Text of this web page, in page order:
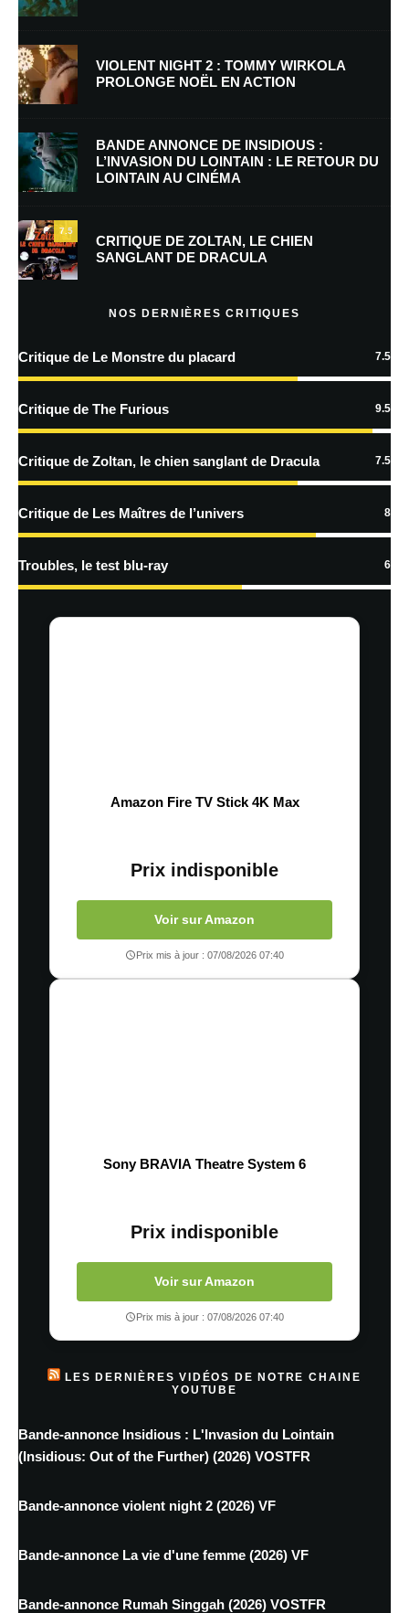
Nom*
E-mail *
Enregistrer mon nom, mon e-mail et mon site dans le navigateur pour
mon prochain commentaire.
Prévenez-moi de tous les nouveaux commentaires par e-mail.
Prévenez-moi de tous les nouveaux articles par e-mail.
En savoir
traitées
VIOLENT NIGHT 2 : TOMMY WIRKOLA
PROLONGE NOËL EN ACTION
BANDE ANNONCE DE INSIDIOUS :
L’INVASION DU LOINTAIN : LE RETOUR DU
LOINTAIN AU CINÉMA
7.5
CRITIQUE DE ZOLTAN, LE CHIEN
SANGLANT DE DRACULA
NOS DERNIÈRES CRITIQUES
Critique de Le Monstre du placard 7.5
Critique de The Furious 9.5
Critique de Zoltan, le chien sanglant de Dracula 7.5
Critique de Les Maîtres de l’univers 8
Troubles, le test blu-ray 6
Amazon Fire TV Stick 4K Max
Prix indisponible
Voir sur Amazon
Prix mis à jour : 07/08/2026 07:40
Sony BRAVIA Theatre System 6
Prix indisponible
Voir sur Amazon
Prix mis à jour : 07/08/2026 07:40
LES DERNIÈRES VIDÉOS DE NOTRE CHAINE
YOUTUBE
Bande-annonce Insidious : L'Invasion du Lointain
(Insidious: Out of the Further) (2026) VOSTFR
Bande-annonce violent night 2 (2026) VF
Bande-annonce La vie d'une femme (2026) VF
Bande-annonce Rumah Singgah (2026) VOSTFR